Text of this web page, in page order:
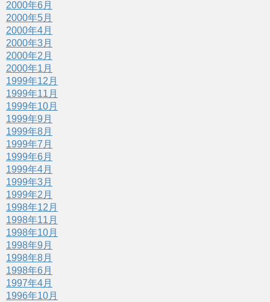
2000年6月
2000年5月
2000年4月
2000年3月
2000年2月
2000年1月
1999年12月
1999年11月
1999年10月
1999年9月
1999年8月
1999年7月
1999年6月
1999年4月
1999年3月
1999年2月
1998年12月
1998年11月
1998年10月
1998年9月
1998年8月
1998年6月
1997年4月
1996年10月